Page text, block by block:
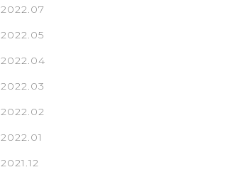
2022.07
2022.05
2022.04
2022.03
2022.02
2022.01
2021.12